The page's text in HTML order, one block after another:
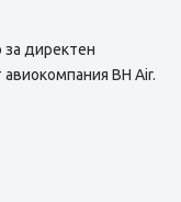
директен
BH Air.